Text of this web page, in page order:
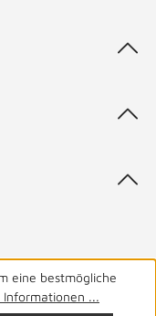
05141 9940täglich
eine bestmögliche
Informationen ...